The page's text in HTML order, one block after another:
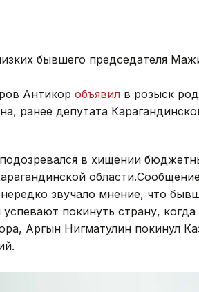
бывшего председателя
Антикор объявил в розыск
ранее депутата
в хищении
звучало мнение, что
покинуть страну, когда
Аргын Нигматулин покинул